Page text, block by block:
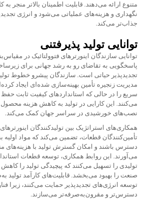
متنوع ارائه می‌دهند. قابلیت اطمینان بالاتر منجر به
نگهداری و هزینه‌های عملیاتی می‌شود و انرژی
جذاب‌تر می‌کند.
توانایی تولید پذیرفتنی
توانایی سازندگان اینورترهای فتوولتائیک در
پاسخگویی به تقاضای رو به رشد جهانی برای
تجدیدپذیر حیاتی است. سازندگان پیشرو خطوط
مدیریت زنجیره تأمین بهینه‌سازی شده‌ای ایجاد
سریع را در حالی که استانداردهای کیفیت ثابت
می‌کنند. این کارایی در تولید به کاهش هزینه
نصب‌های خورشیدی در سراسر جهان کمک می‌کند.
همکاری‌های استراتژیک بین تولیدکنندگان اینورترهای
تأمین‌کنندگان قطعات، تضمین می‌کند که مواد اولیه
دسترس باشند و امکان گسترش تولید با هزینه‌های
می‌آورند. این روابط همکاری، توسعه قطعات
تولیدی را تسهیل می‌کنند که پیچیدگی تولید را کاهش
صنعت را بهبود می‌بخشد. قابلیت‌های کارآمد تولید
توسعه انرژی‌های تجدیدپذیر حمایت می‌کنند، زیرا
دسترس‌تر و مقرون‌به‌صرفه‌تر می‌سازند.